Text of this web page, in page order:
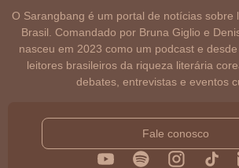
O Sarangbang é um portal de notícias sobre
Brasil. Comandado por Bruna Giglio e
nasceu em 2023 como um podcast e
leitores brasileiros da riqueza literária
debates, entrevistas e eventos
Fale conosco